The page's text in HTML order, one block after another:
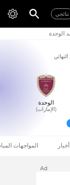
نتائجي
الوحدة
الوحدة
(الإمارات)
أخبار المواجهات
Ad